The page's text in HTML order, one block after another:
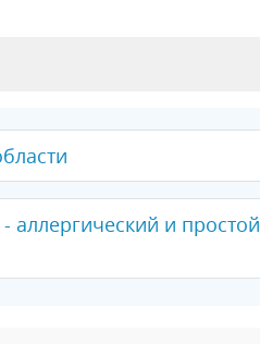
аллергический и простой